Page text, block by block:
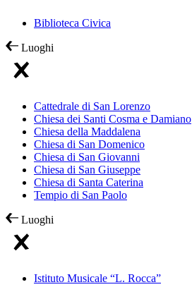
Biblioteca Civica
Luoghi
Cattedrale di San Lorenzo
Chiesa dei Santi Cosma e Damiano
Chiesa della Maddalena
Chiesa di San Domenico
Chiesa di San Giovanni
Chiesa di San Giuseppe
Chiesa di Santa Caterina
Tempio di San Paolo
Luoghi
Istituto Musicale “L. Rocca”